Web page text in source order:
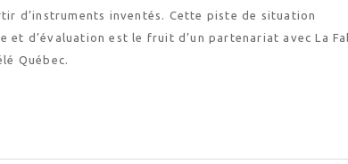
d’instruments inventés. Cette piste de situation
et d’évaluation est le fruit d’un partenariat avec La
Québec.